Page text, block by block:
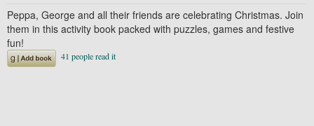
Peppa, George and all their friends are celebrating Christmas. Join
them in this activity book packed with puzzles, games and festive
fun!